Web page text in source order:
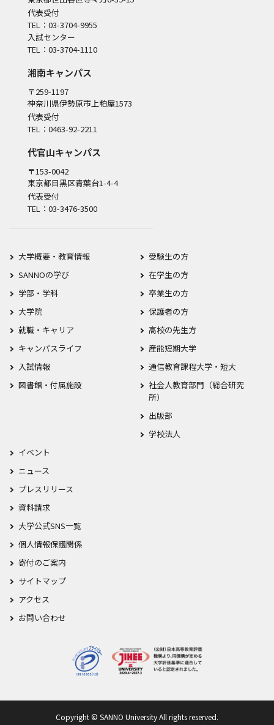
代表受付
TEL：03-3704-9955
入試センター
TEL：03-3704-1110
湘南キャンパス
〒259-1197
神奈川県伊勢原市上粕屋1573
代表受付
TEL：0463-92-2211
代官山キャンパス
〒153-0042
東京都目黒区青葉台1-4-4
代表受付
TEL：03-3476-3500
大学概要・教育情報
SANNOの学び
学部・学科
大学院
就職・キャリア
キャンパスライフ
入試情報
図書館・付属施設
受験生の方
在学生の方
卒業生の方
保護者の方
高校の先生方
産能短期大学
通信教育課程大学・短大
社会人教育部門（総合研究
所）
出版部
学校法人
イベント
ニュース
プレスリリース
資料請求
大学公式SNS一覧
個人情報保護関係
寄付のご案内
サイトマップ
アクセス
お問い合わせ
Copyright © SANNO University All rights reserved.